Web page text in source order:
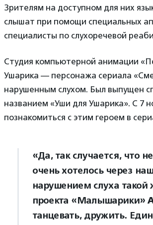
Зрителям на доступном для них
слышат при помощи специальных
специалисты по слухоречевой
Студия компьютерной анимации
Ушарика — персонажа сериала
нарушенным слухом. Был выпущен
названием «Уши для Ушарика». С 7
познакомиться с этим героем в
«Да, так случается, что
очень хотелось через
нарушением слуха такой
проекта «Малышарики»
танцевать, дружить.